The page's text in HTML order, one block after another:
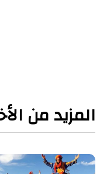
المزيد من